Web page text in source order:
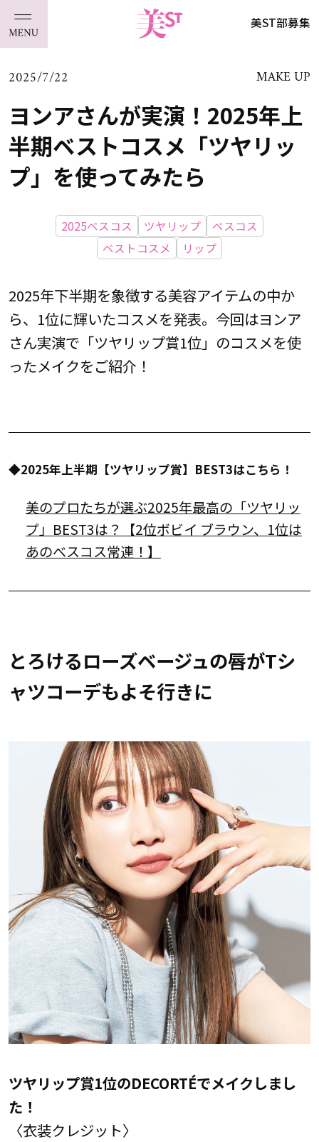
美ST部募集
2025/7/22 MAKE UP
ヨンアさんが実演！2025年上
半期ベストコスメ「ツヤリッ
プ」を使ってみたら
2025ベスコス ツヤリップ
ベスコス
ベストコスメ
リップ
2025年下半期を象徴する美容アイテムの中か
ら、1位に輝いたコスメを発表。今回はヨンア
さん実演で「ツヤリップ賞1位」のコスメを使
ったメイクをご紹介！
◆2025年上半期【ツヤリップ賞】BEST3はこちら！
美のプロたちが選ぶ2025年最高の「ツヤリッ
プ」BEST3は？【2位ボビイ ブラウン、1位は
あのべスコス常連！】
とろけるローズベージュの唇がTシ
ャツコーデもよそ行きに
ツヤリップ賞1位のDECORTÉでメイクしまし
た！
〈衣装クレジット〉